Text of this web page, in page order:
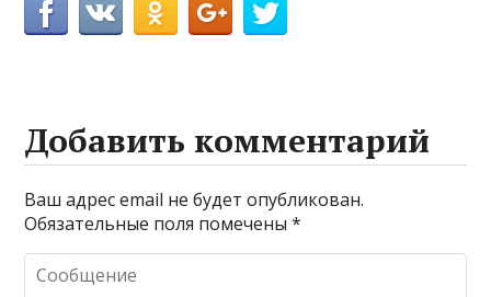
Добавить комментарий
Ваш адрес email не будет опубликован.
Обязательные поля помечены*